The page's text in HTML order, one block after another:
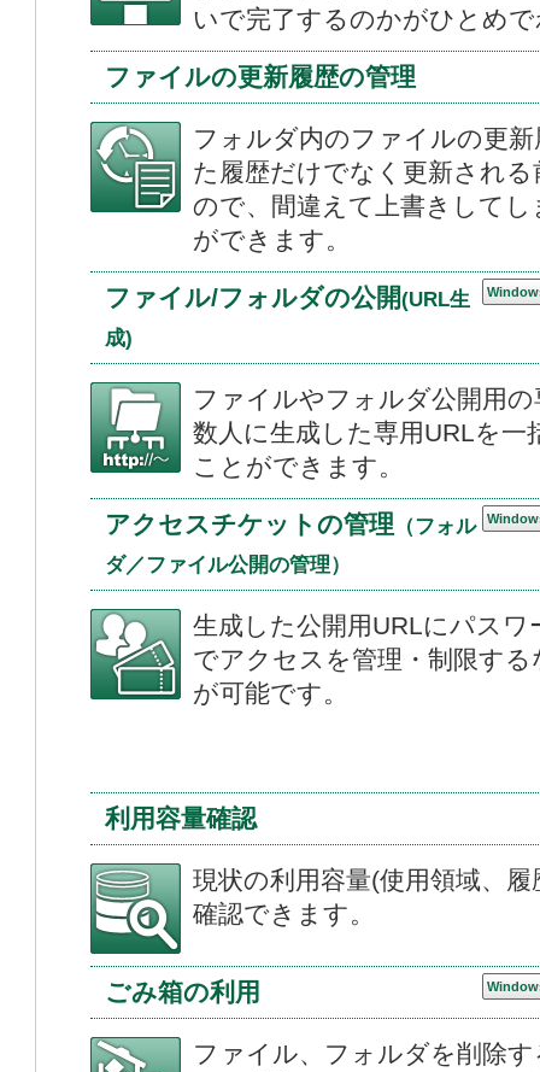
いで完了するのかがひとめ
ファイルの更新履歴の管理
フォルダ内のファイルの更
た履歴だけでなく更新され
ので、間違えて上書きして
ができます。
ファイル/フォルダの公開(URL生
成)
ファイルやフォルダ公開用
数人に生成した専用URLを
ことができます。
アクセスチケットの管理 （フォル
ダ／ファイル公開の管理）
生成した公開用URLにパス
でアクセスを管理・制限す
が可能です。
利用容量確認
現状の利用容量(使用領域、
確認できます。
ごみ箱の利用
ファイル、フォルダを削除